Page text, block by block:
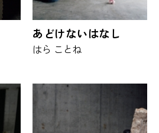
あどけないはなし
はら ことね